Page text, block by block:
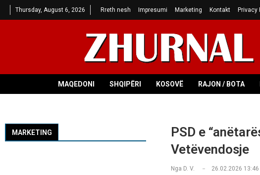
Thursday, August 6, 2026 Rreth nesh Impresumi Marketing Kontakt Privacy
MAQEDONI SHQIPËRI KOSOVË RAJON / BOTA
PSD e
Vetëvendosje
Nga D. V. 26.02.2026 13:46
MARKETING